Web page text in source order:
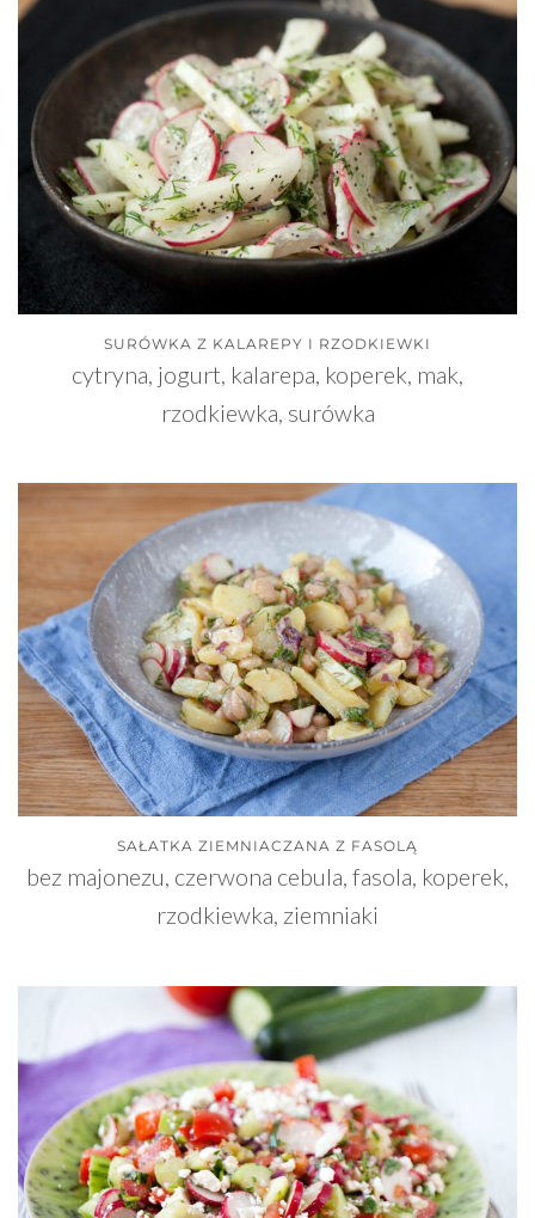
SURÓWKA Z KALAREPY I RZODKIEWKI
cytryna, jogurt, kalarepa, koperek, mak,
rzodkiewka, surówka
SAŁATKA ZIEMNIACZANA Z FASOLĄ
bez majonezu, czerwona cebula, fasola, koperek,
rzodkiewka, ziemniaki